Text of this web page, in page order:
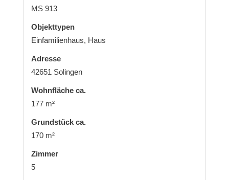
MS 913
Objekttypen
Einfamilienhaus, Haus
Adresse
42651 Solingen
Wohnfläche ca.
177 m²
Grund­stück ca.
170 m²
Zimmer
5